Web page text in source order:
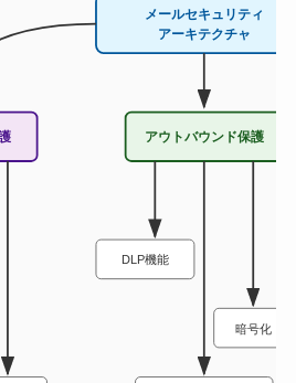
メールセキュリティ
アーキテクチャ
アウトバウンド保護
DLP機能
暗号化